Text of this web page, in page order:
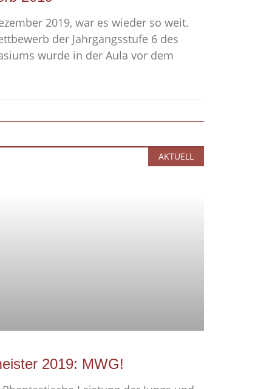
2019, war es wieder so weit.
der Jahrgangsstufe 6 des
wurde in der Aula vor dem
AKTUELL
2019: MWG!